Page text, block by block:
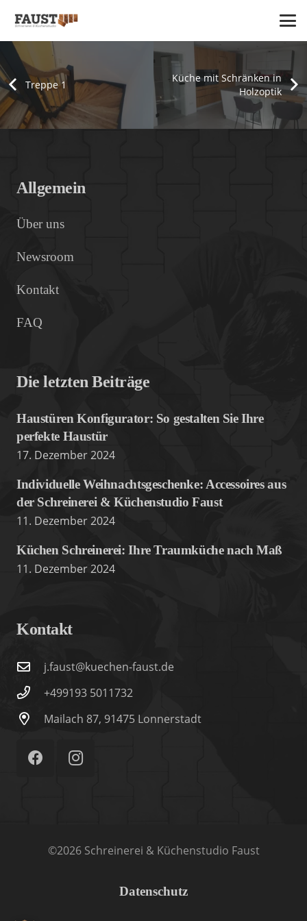
Treppe 1
Küche mit Schränken in
Holzoptik
Allgemein
Über uns
Newsroom
Kontakt
FAQ
Die letzten Beiträge
Haustüren Konfigurator: So gestalten Sie Ihre
perfekte Haustür
17. Dezember 2024
Individuelle Weihnachtsgeschenke: Accessoires aus
der Schreinerei & Küchenstudio Faust
11. Dezember 2024
Küchen Schreinerei: Ihre Traumküche nach Maß
11. Dezember 2024
Kontakt
j.faust@kuechen-faust.de
+499193 5011732
Mailach 87, 91475 Lonnerstadt
©2026 Schreinerei & Küchenstudio Faust
Datenschutz